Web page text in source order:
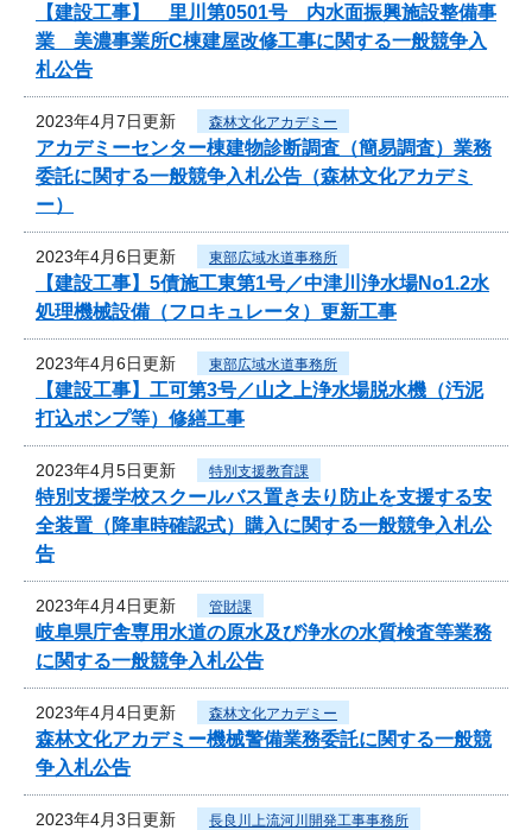
【建設工事】 里川第0501号 内水面振興施設整備事
業 美濃事業所C棟建屋改修工事に関する一般競争入
札公告
2023年4月7日更新 森林文化アカデミー
アカデミーセンター棟建物診断調査（簡易調査）業務
委託に関する一般競争入札公告（森林文化アカデミ
ー）
2023年4月6日更新 東部広域水道事務所
【建設工事】5債施工東第1号／中津川浄水場No1.2水
処理機械設備（フロキュレータ）更新工事
2023年4月6日更新 東部広域水道事務所
【建設工事】工可第3号／山之上浄水場脱水機（汚泥
打込ポンプ等）修繕工事
2023年4月5日更新 特別支援教育課
特別支援学校スクールバス置き去り防止を支援する安
全装置（降車時確認式）購入に関する一般競争入札公
告
2023年4月4日更新 管財課
岐阜県庁舎専用水道の原水及び浄水の水質検査等業務
に関する一般競争入札公告
2023年4月4日更新 森林文化アカデミー
森林文化アカデミー機械警備業務委託に関する一般競
争入札公告
2023年4月3日更新 長良川上流河川開発工事事務所